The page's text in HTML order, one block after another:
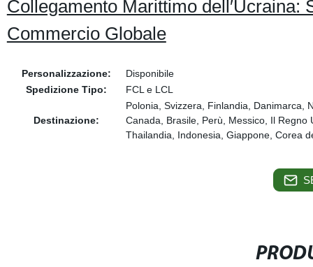
Collegamento Marittimo
Commercio Globale
Personalizzazione:
Disponibile
Spedizione Tipo:
FCL e LCL
Destinazione:
Polonia, Svizzera, Finlandia, Danimarca,
Canada, Brasile, Perù, Messico, Il
Thailandia, Indonesia, Giappone, Corea